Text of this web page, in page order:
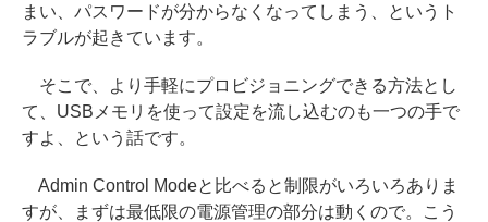
まい、パスワードが分からなくなってしまう、というト
ラブルが起きています。
そこで、より手軽にプロビジョニングできる方法とし
て、USBメモリを使って設定を流し込むのも一つの手で
すよ、という話です。
Admin Control Modeと比べると制限がいろいろありま
すが、まずは最低限の電源管理の部分は動くので。こう